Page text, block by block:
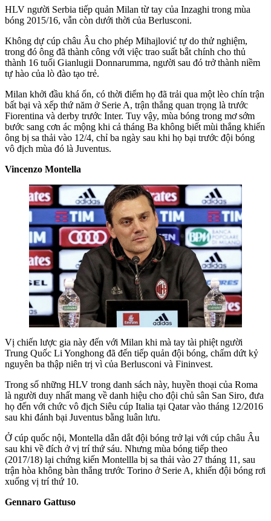
HLV người Serbia tiếp quản Milan từ tay của Inzaghi trong mùa
bóng 2015/16, vẫn còn dưới thời của Berlusconi.
Không dự cúp châu Âu cho phép Mihajlović tự do thử nghiệm,
trong đó ông đã thành công với việc trao suất bắt chính cho thủ
thành 16 tuổi Gianlugii Donnarumma, người sau đó trở thành niềm
tự hào của lò đào tạo trẻ.
Milan khởi đầu khá ổn, có thời điểm họ đã trải qua một lèo chín trận
bất bại và xếp thứ năm ở Serie A, trận thắng quan trọng là trước
Fiorentina và derby trước Inter. Tuy vậy, mùa bóng trong mơ sớm
bước sang cơn ác mộng khi cả tháng Ba không biết mùi thắng khiến
ông bị sa thải vào 12/4, chỉ ba ngày sau khi họ bại trước đội bóng
vô địch mùa đó là Juventus.
Vincenzo Montella
Vị chiến lược gia này đến với Milan khi mà tay tài phiệt người
Trung Quốc Li Yonghong đã đến tiếp quản đội bóng, chấm dứt kỷ
nguyên ba thập niên trị vì của Berlusconi và Fininvest.
Trong số những HLV trong danh sách này, huyền thoại của Roma
là người duy nhất mang về danh hiệu cho đội chủ sân San Siro, đưa
họ đến với chức vô địch Siêu cúp Italia tại Qatar vào tháng 12/2016
sau khi đánh bại Juventus bằng luân lưu.
Ở cúp quốc nội, Montella dẫn dắt đội bóng trở lại với cúp châu Âu
sau khi về đích ở vị trí thứ sáu. Nhưng mùa bóng tiếp theo
(2017/18) lại chứng kiến Montellla bị sa thải vào 27 tháng 11, sau
trận hòa không bàn thắng trước Torino ở Serie A, khiến đội bóng rơi
xuống vị trí thứ 10.
Gennaro Gattuso